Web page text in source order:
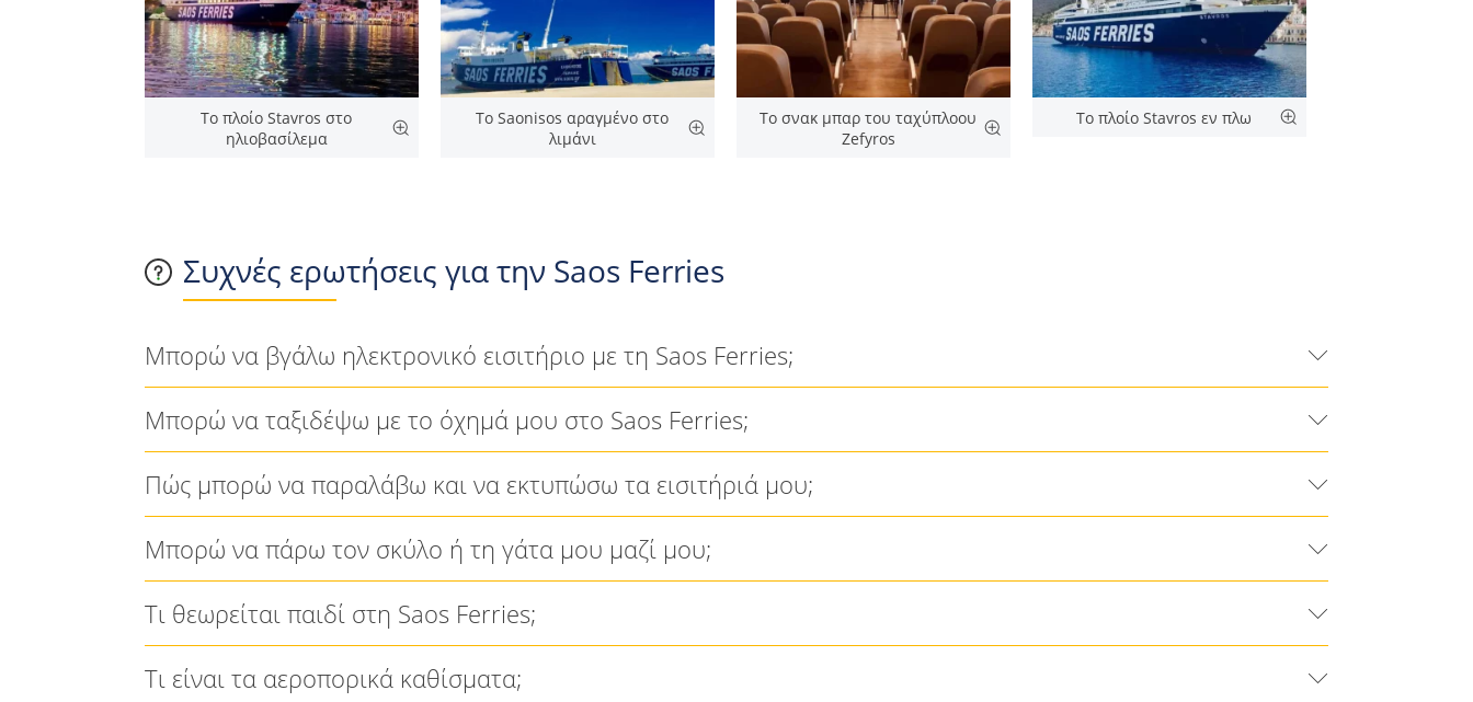
Το πλοίο Stavros στο
ηλιοβασίλεμα
Το Saonisos αραγμένο στο
λιμάνι
Το σνακ μπαρ του ταχύπλοου
Zefyros
Το πλοίο Stavros εν πλω
Συχνές ερωτήσεις για την Saos Ferries
Μπορώ να βγάλω ηλεκτρονικό εισιτήριο με τη Saos Ferries;
Μπορώ να ταξιδέψω με το όχημά μου στο Saos Ferries;
Πώς μπορώ να παραλάβω και να εκτυπώσω τα εισιτήριά μου;
Μπορώ να πάρω τον σκύλο ή τη γάτα μου μαζί μου;
Τι θεωρείται παιδί στη Saos Ferries;
Τι είναι τα αεροπορικά καθίσματα;